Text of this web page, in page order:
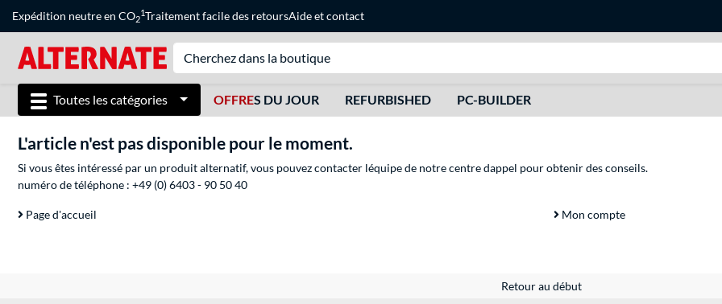
Expédition neutre en CO2
1Traitement facile des retoursAideetcontact
Toutes les catégories OFFRES DU JOUR REFURBISHED PC-BUILDER
L'article n'est pas disponible pour le moment.
Si vous êtes intéressé par un produit alternatif, vous pouvez contacter léquipe de notre centre dappel pour obtenir des conseils.
numéro de téléphone : +49 (0) 6403 - 90 50 40
Page d'accueil Mon compte
Retour au début